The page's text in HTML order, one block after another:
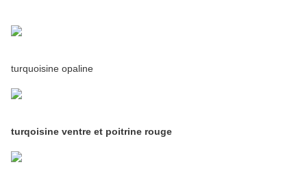
turquoisine opaline
turqoisine ventre et poitrine rouge